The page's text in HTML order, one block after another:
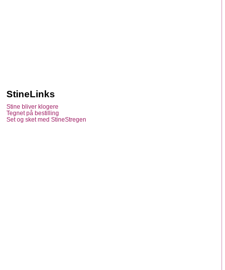
StineLinks
Stine bliver klogere
Tegnet på bestilling
Set og sket med StineStregen